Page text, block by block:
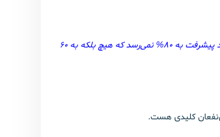
چرا 60% ؟ چرا 20% نه؟ یا من قبول ندارم که شما 80% پیشرفت کردید و تا زمانی که فلان کار انجام نشود پیشرفت به 80% نمی‌رسد که هیچ بلکه به 60
کلیدی هست.